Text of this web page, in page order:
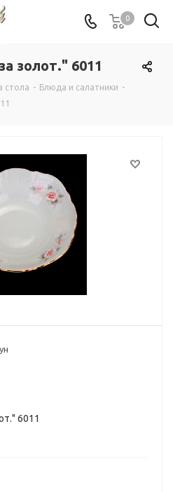
0
золот." 6011
стола - Блюда и салатники -
6011